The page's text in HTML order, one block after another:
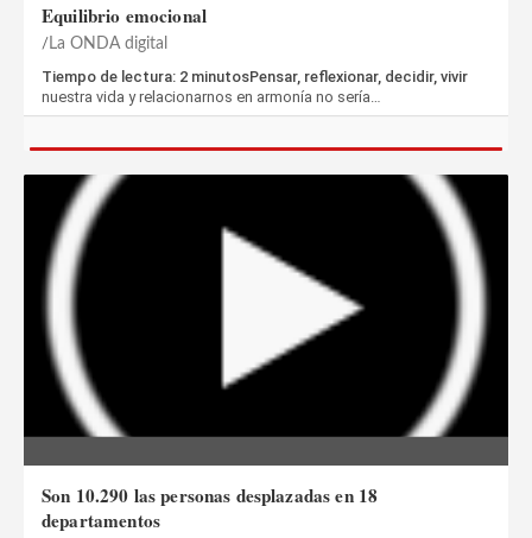
Equilibrio emocional
La ONDA digital
Tiempo de lectura: 2 minutosPensar, reflexionar, decidir, vivir
nuestra vida y relacionarnos en armonía no sería…
Son 10.290 las personas desplazadas en 18
departamentos